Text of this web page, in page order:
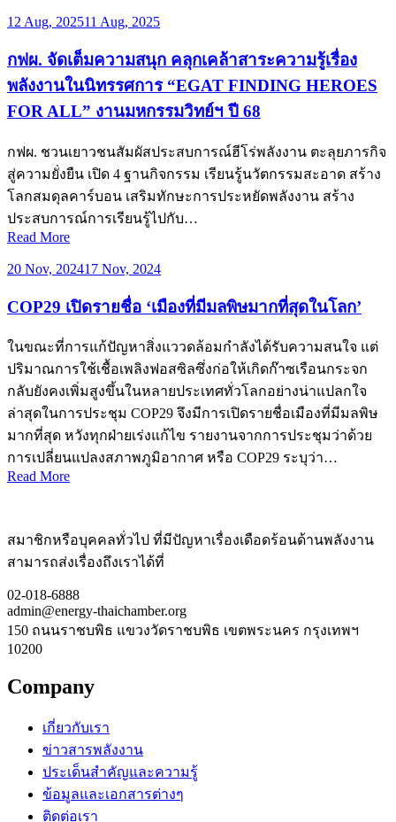
12 Aug, 202511 Aug, 2025
กฟผ. จัดเต็มความสนุก คลุกเคล้าสาระความรู้เรื่อง
พลังงานในนิทรรศการ “EGAT FINDING HEROES
FOR ALL” งานมหกรรมวิทย์ฯ ปี 68
กฟผ. ชวนเยาวชนสัมผัสประสบการณ์ฮีโร่พลังงาน ตะลุยภารกิจ
สู่ความยั่งยืน เปิด 4 ฐานกิจกรรม เรียนรู้นวัตกรรมสะอาด สร้าง
โลกสมดุลคาร์บอน เสริมทักษะการประหยัดพลังงาน สร้าง
ประสบการณ์การเรียนรู้ไปกับ…
Read More
20 Nov, 202417 Nov, 2024
COP29 เปิดรายชื่อ ‘เมืองที่มีมลพิษมากที่สุดในโลก’
ในขณะที่การแก้ปัญหาสิ่งแววดล้อมกำลังได้รับความสนใจ แต่
ปริมาณการใช้เชื้อเพลิงฟอสซิลซึ่งก่อให้เกิดก๊าซเรือนกระจก
กลับยังคงเพิ่มสูงขึ้นในหลายประเทศทั่วโลกอย่างน่าแปลกใจ
ล่าสุดในการประชุม COP29 จึงมีการเปิดรายชื่อเมืองที่มีมลพิษ
มากที่สุด หวังทุกฝ่ายเร่งแก้ไข รายงานจากการประชุมว่าด้วย
การเปลี่ยนแปลงสภาพภูมิอากาศ หรือ COP29 ระบุว่า…
Read More
สมาชิกหรือบุคคลทั่วไป ที่มีปัญหาเรื่องเดือดร้อนด้านพลังงาน
สามารถส่งเรื่องถึงเราได้ที่
02-018-6888
admin@energy-thaichamber.org
150 ถนนราชบพิธ แขวงวัดราชบพิธ เขตพระนคร กรุงเทพฯ
10200
Company
เกี่ยวกับเรา
ข่าวสารพลังงาน
ประเด็นสำคัญและความรู้
ข้อมูลและเอกสารต่างๆ
ติดต่อเรา